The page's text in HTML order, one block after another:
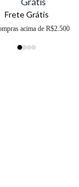
Frete Grátis
acima de R$2.500